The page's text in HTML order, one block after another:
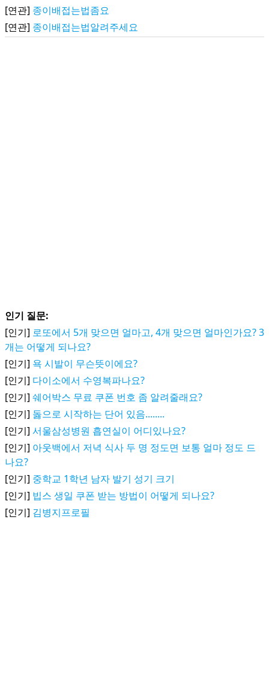
[연관] 종이배접는법좀요
[연관] 종이배접는법알려주세요
인기 질문:
[인기] 로또에서 5개 맞으면 얼마고, 4개 맞으면 얼마인가요? 3
개는 어떻게 되나요?
[인기] 욕 시발이 무슨뜻이에요?
[인기] 다이소에서 수영복파나요?
[인기] 쉐어박스 무료 쿠폰 번호 좀 알려줄래요?
[인기] 돓으로 시작하는 단어 있음........
[인기] 서울삼성병원 흡연실이 어디있나요?
[인기] 아웃백에서 저녁 식사 두 명 정도면 보통 얼마 정도 드
나요?
[인기] 중학교 1학년 남자 발기 성기 크기
[인기] 빕스 생일 쿠폰 받는 방법이 어떻게 되나요?
[인기] 김병지프로필